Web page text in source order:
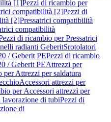
[1]Pezzi di ricambio per
compatibilità [2]Pezzi di
[2]Pressatrici compatibilità
compatibilità
di ricambio per Pressatrici
radianti GeberitSrotolatori
/ Geberit PEPezzi di ricambio
/ Geberit PEAttrezzi per
per Attrezzi per saldatura
Accessori attrezzi per
per Accessori attrezzi per
lavorazione di tubiPezzi di
di